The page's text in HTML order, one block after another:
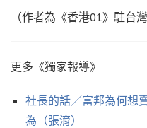
（作者為《香港01》駐台
更多《獨家報導》
社長的話／富邦為何想
為（張淯）